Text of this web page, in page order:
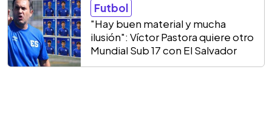
Futbol
"Hay buen material y mucha
ilusión": Víctor Pastora quiere otro
Mundial Sub 17 con El Salvador